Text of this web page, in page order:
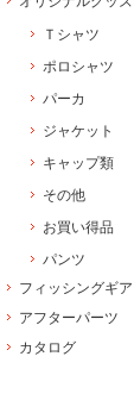
Ｔシャツ
ポロシャツ
パーカ
ジャケット
キャップ類
その他
お買い得品
パンツ
フィッシングギア
アフターパーツ
カタログ